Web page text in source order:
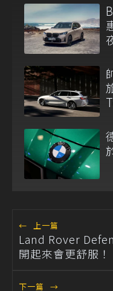
← 上一篇
Land Rover
開起來會更舒服！
下一篇 →